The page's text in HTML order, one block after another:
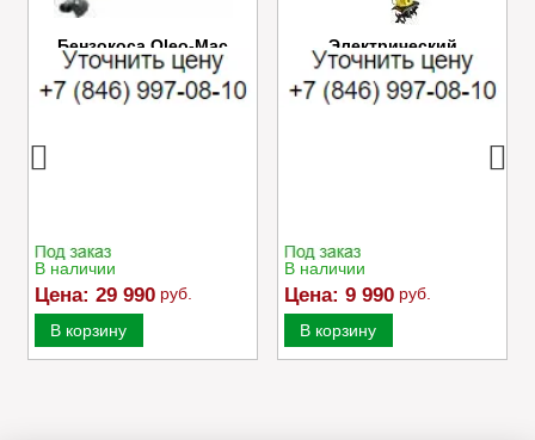
Бензокоса Oleo-Mac
SPARTA 25
В наличии
Цена: 29 990 руб.
В корзину
Электрический
культиватор Champion
EC750
В наличии
Цена: 9 990 руб.
В корзину